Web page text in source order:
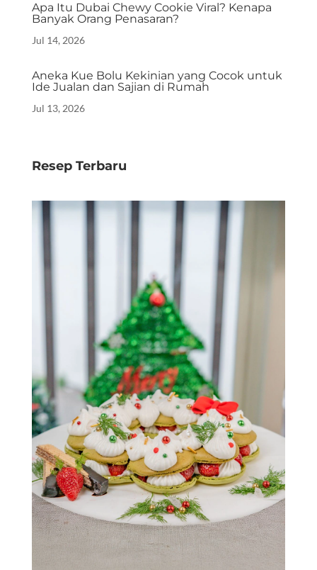
Apa Itu Dubai Chewy Cookie Viral? Kenapa
Banyak Orang Penasaran?
Jul 14, 2026
Aneka Kue Bolu Kekinian yang Cocok untuk
Ide Jualan dan Sajian di Rumah
Jul 13, 2026
Resep Terbaru